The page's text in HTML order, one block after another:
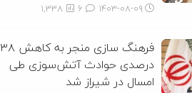
۱۴۰۳-۰۸-۰۹ 1,338
فرهنگ سازی منجر به کاهش ۳۸
درصدی حوادث آتش‌سوزی طی
امسال در شیراز شد